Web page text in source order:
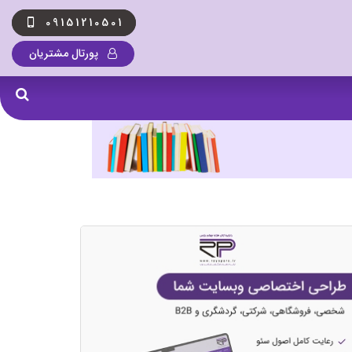
09151210501
پورتال مشتریان